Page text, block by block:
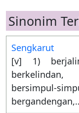
Sinonim
Sengkarut
[v] 1)
bersimpul-